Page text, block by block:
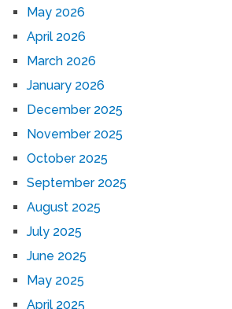
May 2026
April 2026
March 2026
January 2026
December 2025
November 2025
October 2025
September 2025
August 2025
July 2025
June 2025
May 2025
April 2025